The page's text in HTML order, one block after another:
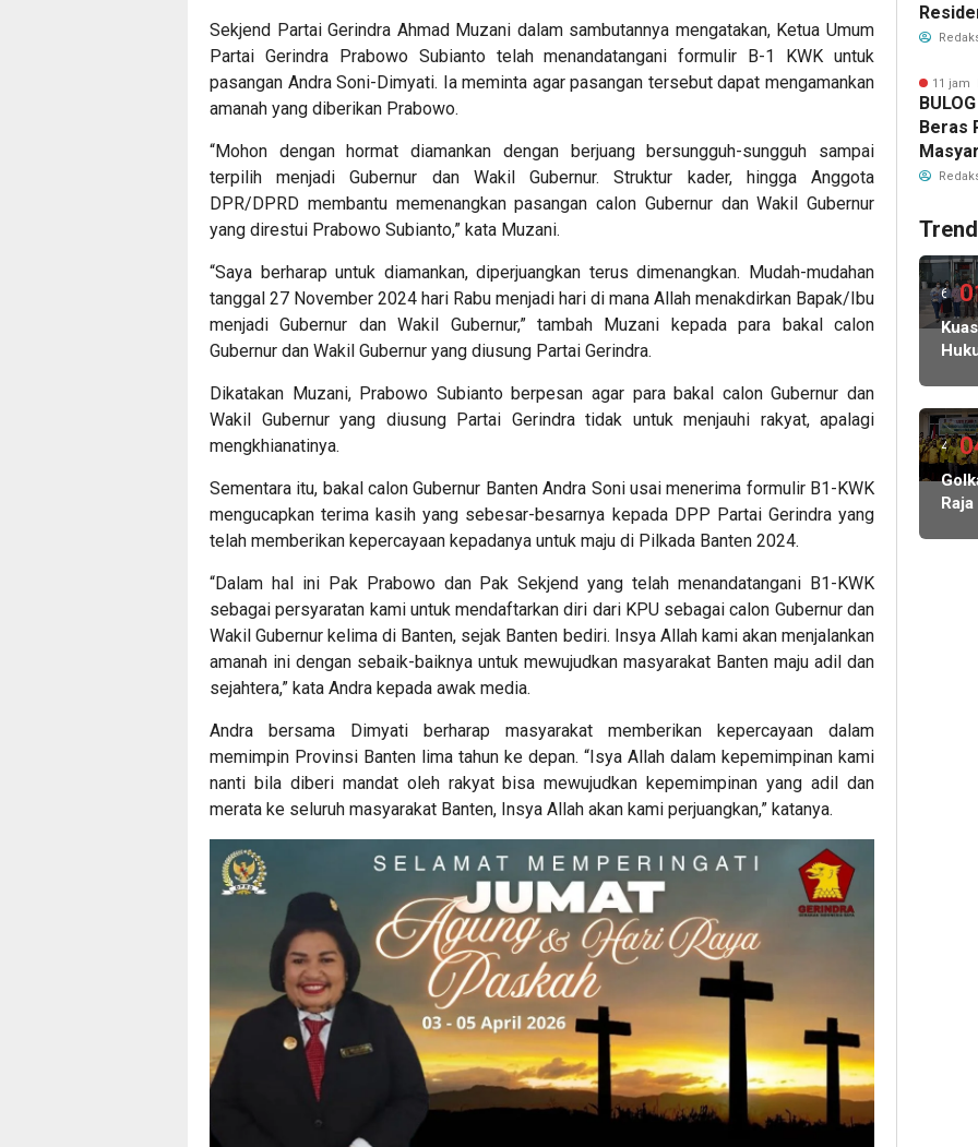
Sekjend Partai Gerindra Ahmad Muzani dalam sambutannya mengatakan, Ketua Umum
Partai Gerindra Prabowo Subianto telah menandatangani formulir B-1 KWK untuk
pasangan Andra Soni-Dimyati. Ia meminta agar pasangan tersebut dapat mengamankan
amanah yang diberikan Prabowo.
“Mohon dengan hormat diamankan dengan berjuang bersungguh-sungguh sampai
terpilih menjadi Gubernur dan Wakil Gubernur. Struktur kader, hingga Anggota
DPR/DPRD membantu memenangkan pasangan calon Gubernur dan Wakil Gubernur
yang direstui Prabowo Subianto,” kata Muzani.
“Saya berharap untuk diamankan, diperjuangkan terus dimenangkan. Mudah-mudahan
tanggal 27 November 2024 hari Rabu menjadi hari di mana Allah menakdirkan Bapak/Ibu
menjadi Gubernur dan Wakil Gubernur,” tambah Muzani kepada para bakal calon
Gubernur dan Wakil Gubernur yang diusung Partai Gerindra.
Dikatakan Muzani, Prabowo Subianto berpesan agar para bakal calon Gubernur dan
Wakil Gubernur yang diusung Partai Gerindra tidak untuk menjauhi rakyat, apalagi
mengkhianatinya.
Sementara itu, bakal calon Gubernur Banten Andra Soni usai menerima formulir B1-KWK
mengucapkan terima kasih yang sebesar-besarnya kepada DPP Partai Gerindra yang
telah memberikan kepercayaan kepadanya untuk maju di Pilkada Banten 2024.
“Dalam hal ini Pak Prabowo dan Pak Sekjend yang telah menandatangani B1-KWK
sebagai persyaratan kami untuk mendaftarkan diri dari KPU sebagai calon Gubernur dan
Wakil Gubernur kelima di Banten, sejak Banten bediri. Insya Allah kami akan menjalankan
amanah ini dengan sebaik-baiknya untuk mewujudkan masyarakat Banten maju adil dan
sejahtera,” kata Andra kepada awak media.
Andra bersama Dimyati berharap masyarakat memberikan kepercayaan dalam
memimpin Provinsi Banten lima tahun ke depan. “Isya Allah dalam kepemimpinan kami
nanti bila diberi mandat oleh rakyat bisa mewujudkan kepemimpinan yang adil dan
merata ke seluruh masyarakat Banten, Insya Allah akan kami perjuangkan,” katanya.
11 jam
Beras
6
hari
lalu
dan
Cacat
4
hari
lalu
Raja